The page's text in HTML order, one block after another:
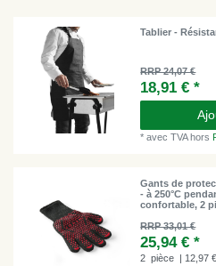
Tablier -
RRP 24,07 €
18,91 € *
*avec TVAhors
Gants de
- à 250°C
confortable, 2
RRP 33,01 €
25,94 € *
2 pièce | 12,97